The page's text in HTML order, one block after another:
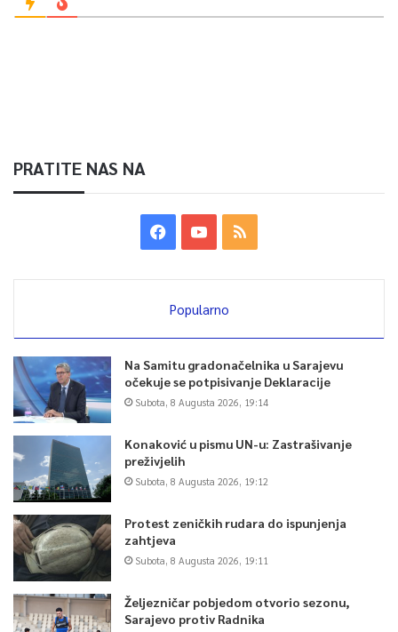
PRATITE NAS NA
Popularno
Na Samitu gradonačelnika u Sarajevu
očekuje se potpisivanje Deklaracije
Subota, 8 Augusta 2026, 19:14
Konaković u pismu UN-u: Zastrašivanje
preživjelih
Subota, 8 Augusta 2026, 19:12
Protest zeničkih rudara do ispunjenja
zahtjeva
Subota, 8 Augusta 2026, 19:11
Željezničar pobjedom otvorio sezonu,
Sarajevo protiv Radnika